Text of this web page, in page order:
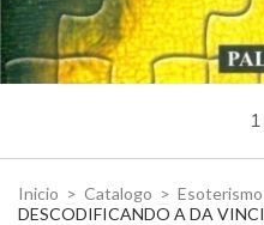
1
Inicio > Catalogo > Esoterismo
DESCODIFICANDO A DA VINCI